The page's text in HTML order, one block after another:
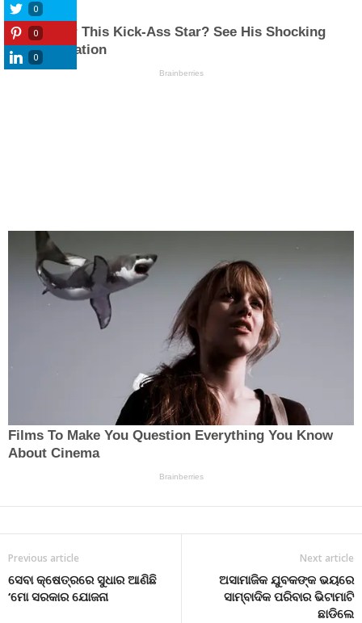
Previous article
ସେବା କ୍ଷେତ୍ରରେ ସୁଧାର ଆଣିଛି
‘ମୋ ସରକାର ଯୋଜନା
Next article
ଅସାମାଜିକ ଯୁବକଙ୍କ ଭୟରେ
ସାମ୍ବାଦିକ ପରିବାର ଭିଟାମାଟି
ଛାଡିଲେ
0
0
0